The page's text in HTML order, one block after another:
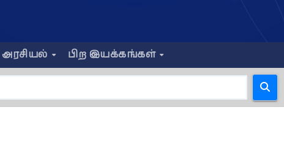
அரசியல் பிற இயக்கங்கள்